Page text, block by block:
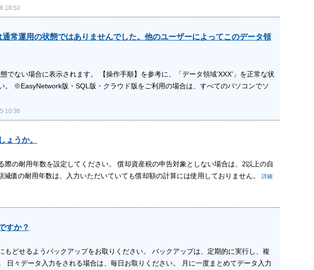
18:52
常運用の状態ではありませんでした。他のユーザーによってこのデータ領
でない場合に表示されます。 【操作手順】を参考に、「データ領域’XXX’」を正常な状
。 ※EasyNetwork版・SQL版・クラウド版をご利用の場合は、すべてのパソコンでソ
10:36
ょうか。
の耐用年数を設定してください。 償却資産税の申告対象としない場合は、2以上の自
価の耐用年数は、入力いただいていても償却額の計算には使用しておりません。
詳細
すか？
どせるようバックアップをお取りください。 バックアップは、定期的に実行し、複
日々データ入力をされる場合は、毎日お取りください。 月に一度まとめてデータ入力